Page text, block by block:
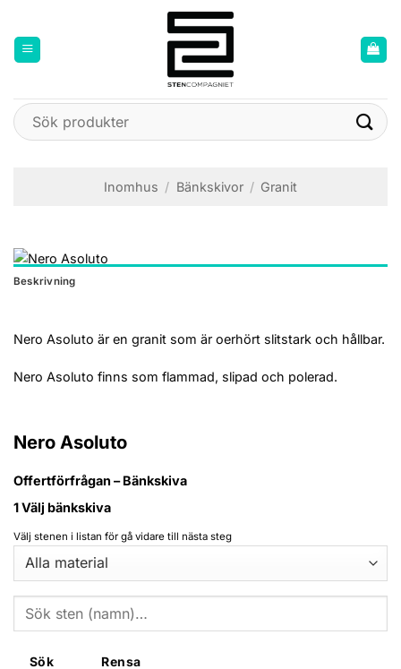
content
Sök
efter:
Inomhus / Bänkskivor / Granit
Beskrivning
Nero Asoluto är en granit som är oerhört slitstark och hållbar.
Nero Asoluto finns som flammad, slipad och polerad.
Nero Asoluto
Offertförfrågan – Bänkskiva
1Välj bänkskiva
Välj stenen i listan för gå vidare till nästa steg
Sök Rensa